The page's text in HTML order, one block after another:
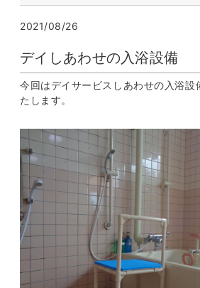
2021/08/26
デイしあわせの入浴設備
今回はデイサービスしあわせの入浴設
たします。